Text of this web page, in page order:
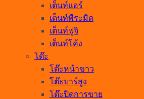
เต็นท์แอร์
เต็นท์พีระมิด
เต็นท์ฟูจิ
เต็นท์โค้ง
โต๊ะ
โต๊ะหน้าขาว
โต๊ะบาร์สูง
โต๊ะปิดการขาย